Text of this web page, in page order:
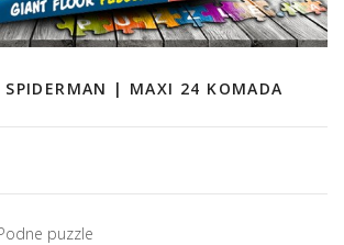
SPIDERMAN | MAXI 24 KOMADA
puzzle